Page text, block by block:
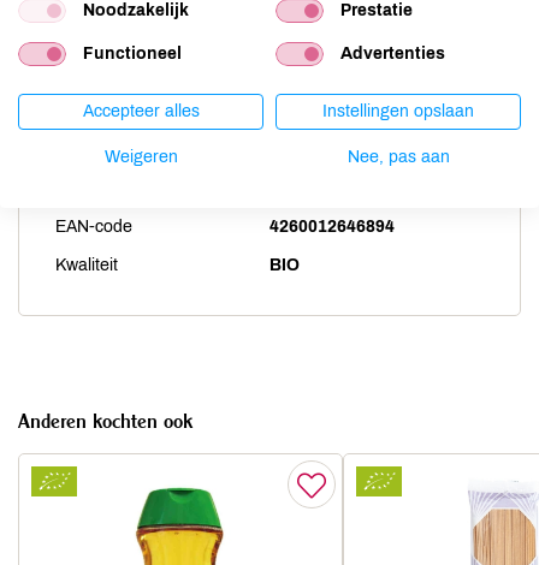
Land van herkomst
EAN-code 4260012646894
Kwaliteit BIO
Anderen kochten ook
Noodzakelijk Prestatie
Functioneel Advertenties
Accepteer alles Instellingen opslaan
Weigeren Nee, pas aan